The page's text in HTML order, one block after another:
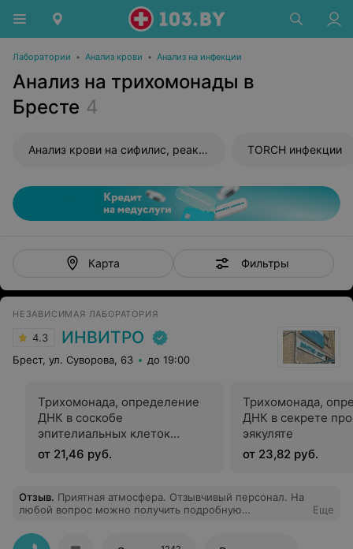
Лаборатории • Анализ крови • Анализ на инфекции
Анализ на трихомонады в
Бресте 4
Анализ крови на сифилис, реакция Вассермана (RW) TORCH инфекции
Карта Фильтры
НЕЗАВИСИМАЯ ЛАБОРАТОРИЯ
4.3 ИНВИТРО
Брест, ул. Суворова, 63 до 19:00
Трихомонада, определение
ДНК в соскобе
эпителиальных клеток
урогенитального тракта
от 21,46 руб.
Трихомонада,
ДНК в секрете
эякуляте
от 23,82 руб.
Отзыв. Приятная атмосфера. Отзывчивый персонал. На
любой вопрос можно получить подробную
Еще